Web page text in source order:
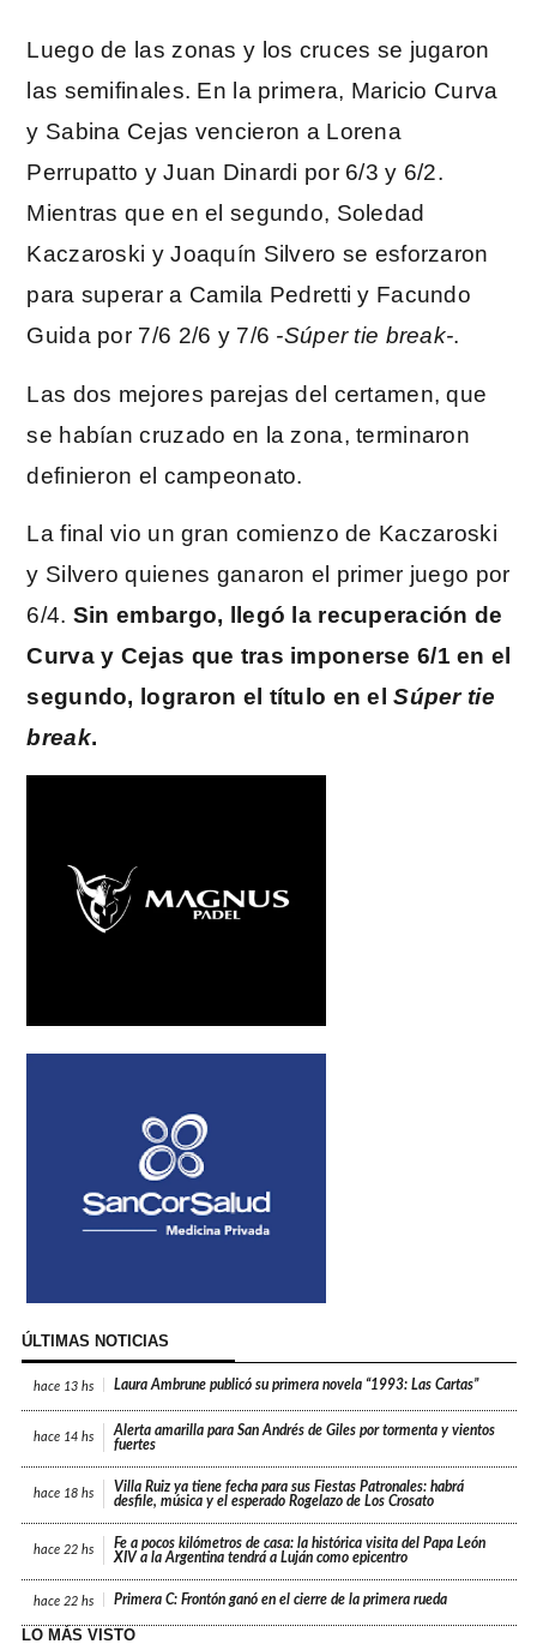
Luego de las zonas y los cruces se jugaron
las semifinales. En la primera, Maricio Curva
y Sabina Cejas vencieron a Lorena
Perrupatto y Juan Dinardi por 6/3 y 6/2.
Mientras que en el segundo, Soledad
Kaczaroski y Joaquín Silvero se esforzaron
para superar a Camila Pedretti y Facundo
Guida por 7/6 2/6 y 7/6 -Súper tie break-.
Las dos mejores parejas del certamen, que
se habían cruzado en la zona, terminaron
definieron el campeonato.
La final vio un gran comienzo de Kaczaroski
y Silvero quienes ganaron el primer juego por
6/4. Sin embargo, llegó la recuperación de
Curva y Cejas que tras imponerse 6/1 en el
segundo, lograron el título en el Súper tie
break.
ÚLTIMAS NOTICIAS
hace 13 hs Laura Ambrune publicó su primera novela “1993: Las Cartas”
hace 14 hs
Alerta amarilla para San Andrés de Giles por tormenta y vientos
fuertes
hace 18 hs
Villa Ruiz ya tiene fecha para sus Fiestas Patronales: habrá
desfile, música y el esperado Rogelazo de Los Crosato
hace 22 hs
Fe a pocos kilómetros de casa: la histórica visita del Papa León
XIV a la Argentina tendrá a Luján como epicentro
hace 22 hs Primera C: Frontón ganó en el cierre de la primera rueda
LO MÁS VISTO